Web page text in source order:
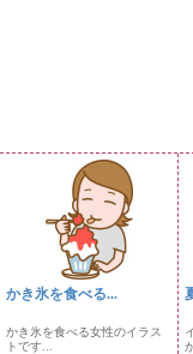
かき氷を食べる...
かき氷を食べる女性のイラス
トです...